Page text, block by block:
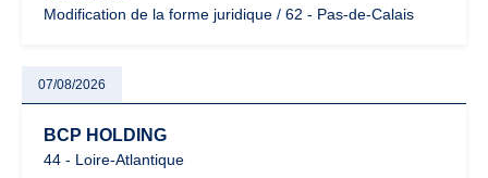
Modification de la forme juridique / 62 - Pas-de-Calais
07/08/2026
BCP HOLDING
44 - Loire-Atlantique